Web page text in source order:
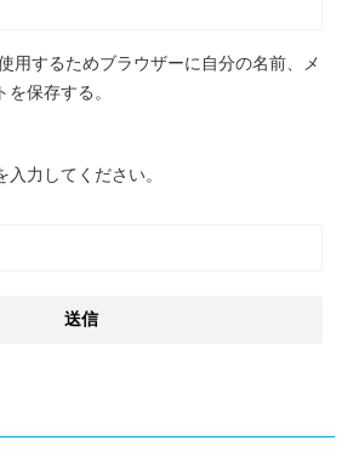
用するためブラウザーに自分の名前、メ
保存する。
入力してください。